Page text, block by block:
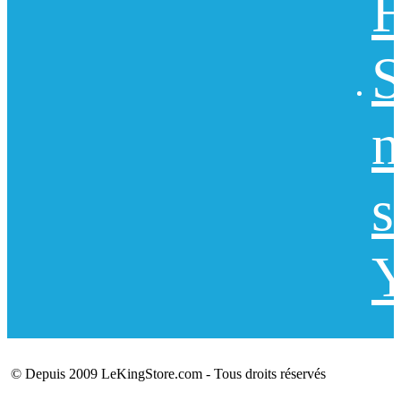
© Depuis 2009 LeKingStore.com - Tous droits réservés